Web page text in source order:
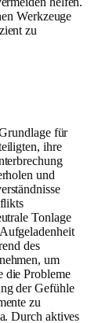
Werkzeuge
zu
für
ihre
und
Tonlage
des
um
die Probleme
der Gefühle
zu
Durch aktives